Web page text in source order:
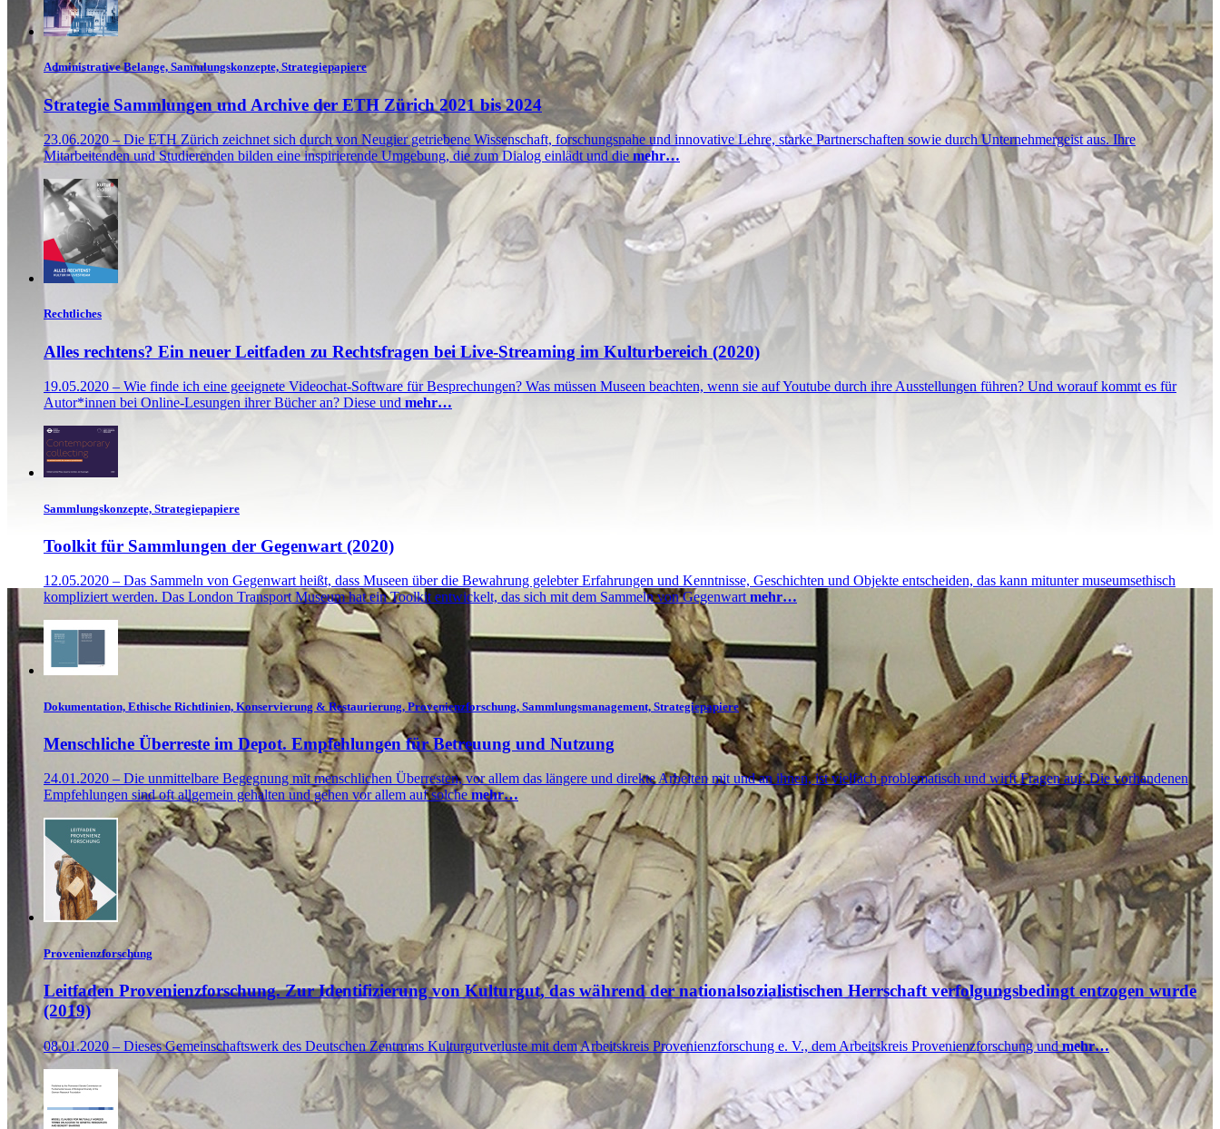
Administrative Belange, Sammlungskonzepte, Strategiepapiere
Strategie Sammlungen und Archive der ETH Zürich 2021 bis 2024
23.06.2020 – Die ETH Zürich zeichnet sich durch von Neugier getriebene Wissenschaft, forschungsnahe und innovative Lehre, starke Partnerschaften sowie durch Unternehmergeist aus. Ihre
Mitarbeitenden und Studierenden bilden eine inspirierende Umgebung, die zum Dialog einlädt und die mehr…
Rechtliches
Alles rechtens? Ein neuer Leitfaden zu Rechtsfragen bei Live-Streaming im Kulturbereich (2020)
19.05.2020 – Wie finde ich eine geeignete Videochat-Software für Besprechungen? Was müssen Museen beachten, wenn sie auf Youtube durch ihre Ausstellungen führen? Und worauf kommt es für
Autor*innen bei Online-Lesungen ihrer Bücher an? Diese und mehr…
Sammlungskonzepte, Strategiepapiere
Toolkit für Sammlungen der Gegenwart (2020)
12.05.2020 – Das Sammeln von Gegenwart heißt, dass Museen über die Bewahrung gelebter Erfahrungen und Kenntnisse, Geschichten und Objekte entscheiden, das kann mitunter museumsethisch
kompliziert werden. Das London Transport Museum hat ein Toolkit entwickelt, das sich mit dem Sammeln von Gegenwartmehr…
Dokumentation, Ethische Richtlinien, Konservierung & Restaurierung, Provenienzforschung, Sammlungsmanagement, Strategiepapiere
Menschliche Überreste im Depot. Empfehlungen für Betreuung und Nutzung
24.01.2020 – Die unmittelbare Begegnung mit menschlichen Überresten, vor allem das längere und direkte Arbeiten mit und an ihnen, ist vielfach problematisch und wirft Fragen auf. Die vorhandenen
Empfehlungen sind oft allgemein gehalten und gehen vor allem auf solchemehr…
Provenienzforschung
Leitfaden Provenienzforschung. Zur Identifizierung von Kulturgut, das während der nationalsozialistischen Herrschaft verfolgungsbedingt entzogen wurde
(2019)
08.01.2020 – Dieses Gemeinschaftswerk des Deutschen Zentrums Kulturgutverluste mit dem Arbeitskreis Provenienzforschung e. V., dem Arbeitskreis Provenienzforschung undmehr…